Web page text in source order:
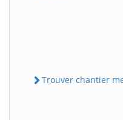
Trouver chantier